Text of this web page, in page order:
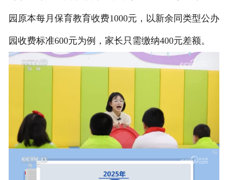
园原本每月保育教育收费1000元，以新余同类型公办
园收费标准600元为例，家长只需缴纳400元差额。